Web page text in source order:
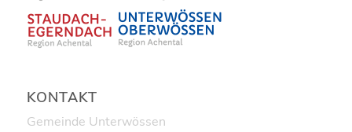
KONTAKT
Gemeinde Unterwössen